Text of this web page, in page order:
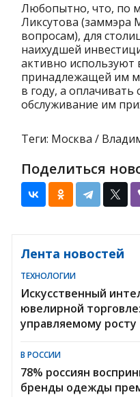
Любопытно, что, по
Ликсутова (заммэра
вопросам), для
наихудшей
активно используют
принадлежащей им
в году, а оплачивать
обслуживание им
Теги: Москва /
Поделиться
Лента новостей
ТЕХНОЛОГИИ
Искусственный
ювелирной
управляемому росту
В РОССИИ
78% россиян
бренды одежды